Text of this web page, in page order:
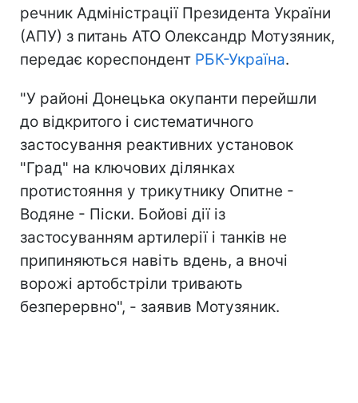
речник Адміністрації Президента України
(АПУ) з питань АТО Олександр Мотузяник,
передає кореспондент РБК-Україна.
"У районі Донецька окупанти перейшли
до відкритого і систематичного
застосування реактивних установок
"Град" на ключових ділянках
протистояння у трикутнику Опитне -
Водяне - Піски. Бойові дії із
застосуванням артилерії і танків не
припиняються навіть вдень, а вночі
ворожі артобстріли тривають
безперервно", - заявив Мотузяник.